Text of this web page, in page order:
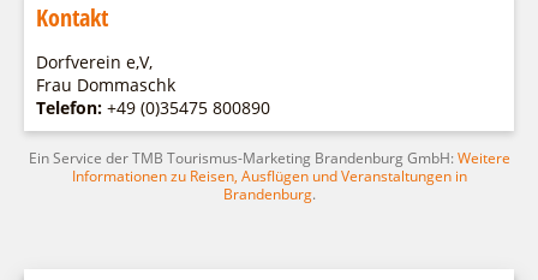
Bürgerbus
Naturwelt Lieberoser Heide
Q-Gemeinde Schwielochsee
Mein Brandenburg – Infostelen
Über uns
Team
Aktuelles
Infomaterial
Warenkorb
Kontakt
Dorfverein e,V,
Frau Dommaschk
Telefon: +49 (0)35475 800890
Ein Service der TMB Tourismus-Marketing Brandenburg GmbH:Weitere
Informationen zu Reisen, Ausflügen und Veranstaltungen in
Brandenburg.